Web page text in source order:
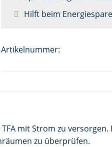
Hilft beim
Artikelnummer:
mit Strom zu
zu überprüfen.